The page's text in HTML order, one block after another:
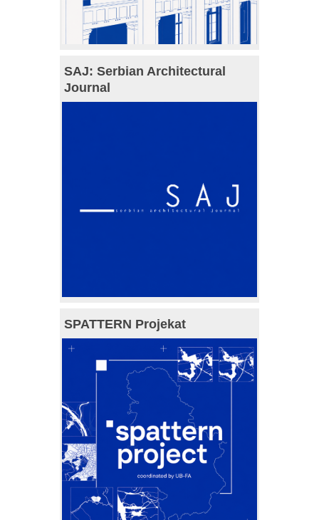
SAJ: Serbian Architectural
Journal
SPATTERN Projekat